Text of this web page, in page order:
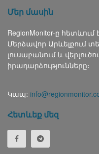
Մեր մասին
RegionMonitor-ը
Մերձավոր Արևելքում
լուսաբանում և
իրադարձությունները։
Կապ:
Հետևեք մեզ